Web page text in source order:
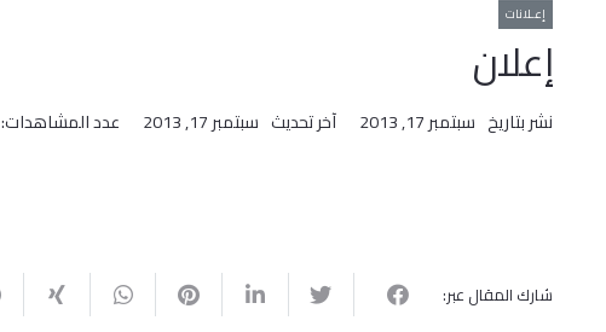
إعـلانات
إعلان
نشر بتاريخ سبتمبر 17, 2013 آخر تحديث سبتمبر 17, 2013 عدد المشاهدات:
شارك المقال عبر: